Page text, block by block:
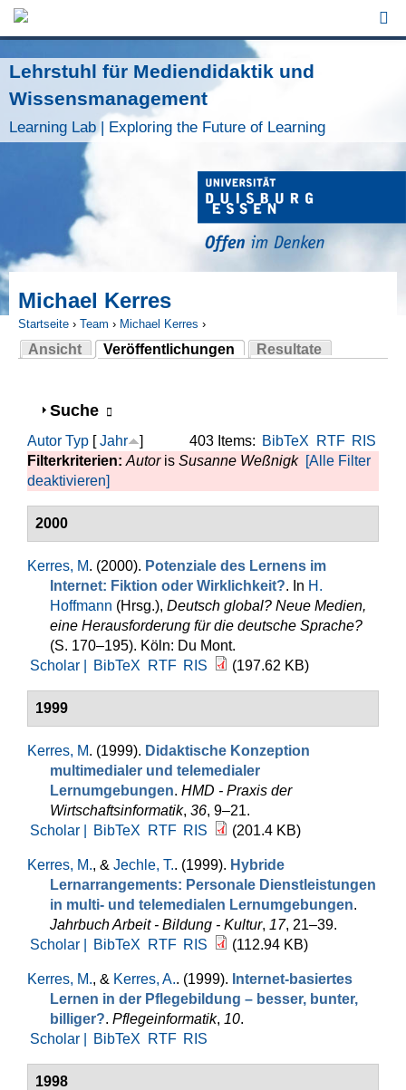
Jump to Navigation
Lehrstuhl für Mediendidaktik und
Wissensmanagement
Learning Lab | Exploring the Future of Learning
Michael Kerres
Sie sind hier
Startseite › Team › Michael Kerres ›
Ansicht
Veröffentlichungen
(aktiver Reiter)
Resultate
Anzeigen
Suche
403 Items: BibTeX RTF RIS
Autor Typ [Jahr
]
Filterkriterien: Autoris Susanne Weßnigk [Alle Filter
deaktivieren]
2000
Kerres, M. (2000). Potenziale des Lernens im
Internet: Fiktion oder Wirklichkeit?. In H.
Hoffmann (Hrsg.), Deutsch global? Neue Medien,
eine Herausforderung für die deutsche Sprache?
(S. 170–195). Köln: Du Mont.
Scholar |
BibTeX RTF RIS (197.62 KB)
1999
Kerres, M. (1999). Didaktische Konzeption
multimedialer und telemedialer
Lernumgebungen. HMD - Praxis der
Wirtschaftsinformatik, 36, 9–21.
Scholar |
BibTeX RTF RIS (201.4 KB)
Kerres, M., & Jechle, T.. (1999). Hybride
Lernarrangements: Personale Dienstleistungen
in multi- und telemedialen Lernumgebungen.
Jahrbuch Arbeit - Bildung - Kultur, 17, 21–39.
Scholar |
BibTeX RTF RIS (112.94 KB)
Kerres, M., & Kerres, A.. (1999). Internet-basiertes
Lernen in der Pflegebildung – besser, bunter,
billiger?. Pflegeinformatik, 10.
Scholar |
BibTeX RTF RIS
1998